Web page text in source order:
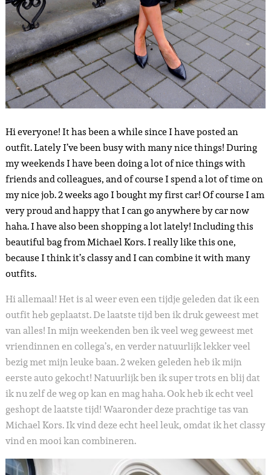
Hi everyone! It has been a while since I have posted an
outfit. Lately I’ve been busy with many nice things! During
my weekends I have been doing a lot of nice things with
friends and colleagues, and of course I spend a lot of time on
my nice job. 2 weeks ago I bought my first car! Of course I am
very proud and happy that I can go anywhere by car now
haha. I have also been shopping a lot lately! Including this
beautiful bag from Michael Kors. I really like this one,
because I think it’s classy and I can combine it with many
outfits.
Hi allemaal! Het is al weer even een tijdje geleden dat ik een
outfit heb geplaatst. De laatste tijd ben ik druk geweest met
van alles! In mijn weekenden ben ik veel weg geweest met
vriendinnen en collega’s, en verder natuurlijk lekker veel
bezig met mijn leuke baan. 2 weken geleden heb ik mijn
eerste auto gekocht! Natuurlijk ben ik super trots en blij dat
ik nu zelf de weg op kan en mag haha. Ook heb ik echt veel
geshopt de laatste tijd! Waaronder deze prachtige tas van
Michael Kors. Ik vind deze echt heel leuk, omdat ik het classy
vind en mooi kan combineren.